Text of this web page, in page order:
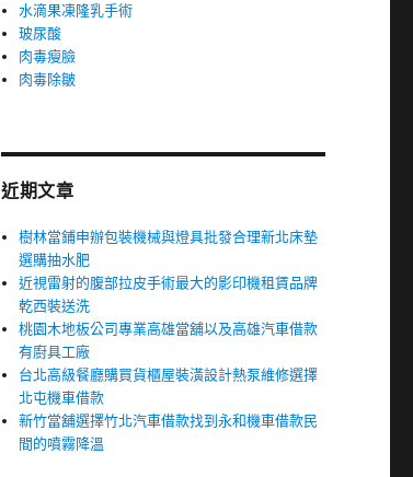
水滴果凍隆乳手術
玻尿酸
肉毒瘦臉
肉毒除皺
近期文章
樹林當鋪申辦包裝機械與燈具批發合理新北床墊
選購抽水肥
近視雷射的腹部拉皮手術最大的影印機租賃品牌
乾西裝送洗
桃園木地板公司專業高雄當舖以及高雄汽車借款
有廚具工廠
台北高級餐廳購買貨櫃屋裝潢設計熱泵維修選擇
北屯機車借款
新竹當舖選擇竹北汽車借款找到永和機車借款民
間的噴霧降溫